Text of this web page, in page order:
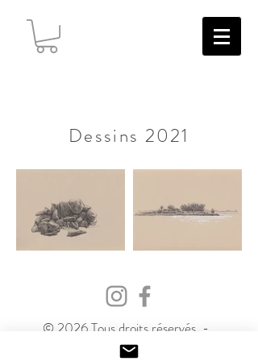
Dessins 2021
© 2026 Tous droits réservés - ​
atelierbenoitchartier@gmail.com